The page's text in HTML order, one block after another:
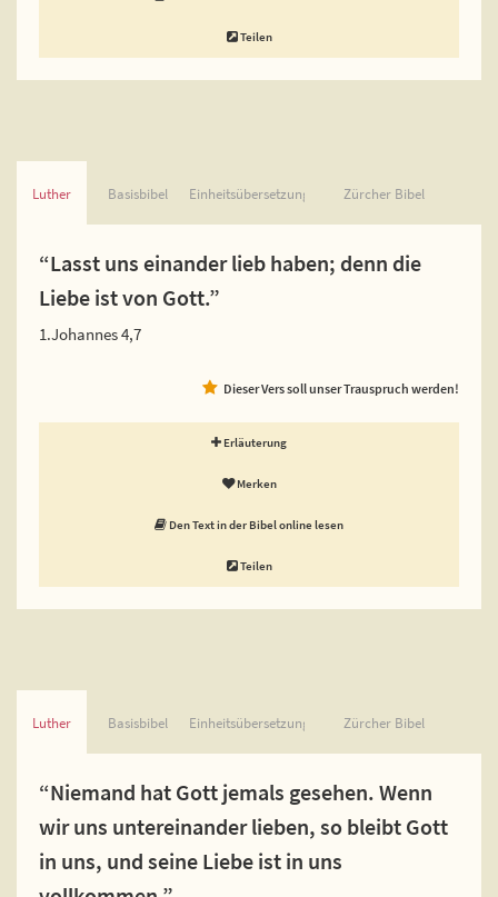
Teilen
Luther Basisbibel Einheitsübersetzung Zürcher Bibel
“Lasst uns einander lieb haben; denn die
Liebe ist von Gott.”
1.Johannes 4,7
Dieser Vers soll unser Trauspruch werden!
Erläuterung
Merken
Den Text in der Bibel online lesen
Teilen
Luther Basisbibel Einheitsübersetzung Zürcher Bibel
“Niemand hat Gott jemals gesehen. Wenn
wir uns untereinander lieben, so bleibt Gott
in uns, und seine Liebe ist in uns